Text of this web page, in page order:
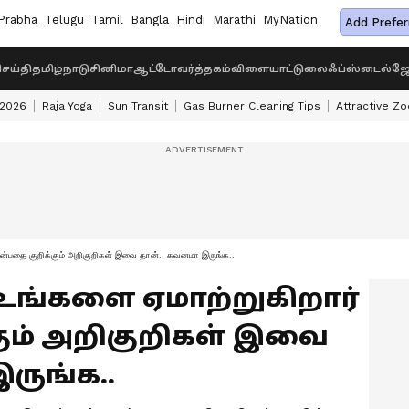
Telugu Tamil Bangla Hindi Marathi MyNation Add
தமிழ்நாடுசினிமாஆட்டோவர்த்தகம்விளையாட்டுலைஃப்ஸ்டைல்
Raja Yoga Sun Transit Gas Burner Cleaning Tips Attractive
குறிக்கும் அறிகுறிகள் இவை தான்.. கவனமா இருங்க..
ஏமாற்றுகிறார்
அறிகுறிகள் இவை